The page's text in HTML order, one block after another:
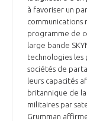
INNOVATION
à favoriser un
programme de
large bande
technologies les
sociétés de
leurs capacités
britannique de
militaires par
Grumman